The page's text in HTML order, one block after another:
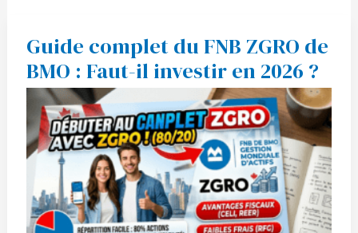
Guide complet du FNB ZGRO de
BMO : Faut-il investir en 2026 ?
Guide
complet
du
FNB
ZGRO
de
BMO
:
Faut-
il
investir
en
2026
?